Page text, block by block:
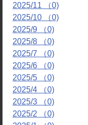
2025/11 （0)
2025/10 （0)
2025/9 （0)
2025/8 （0)
2025/7 （0)
2025/6 （0)
2025/5 （0)
2025/4 （0)
2025/3 （0)
2025/2 （0)